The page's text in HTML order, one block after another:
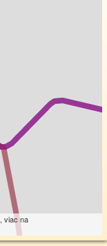
, viac na